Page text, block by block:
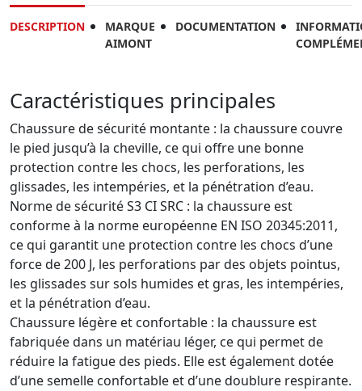
DESCRIPTION
MARQUE
AIMONT
DOCUMENTATION
Caractéristiques principales
Chaussure de sécurité montante : la chaussure couvre
le pied jusqu’à la cheville, ce qui offre une bonne
protection contre les chocs, les perforations, les
glissades, les intempéries, et la pénétration d’eau.
Norme de sécurité S3 CI SRC : la chaussure est
conforme à la norme européenne EN ISO 20345:2011,
ce qui garantit une protection contre les chocs d’une
force de 200 J, les perforations par des objets pointus,
les glissades sur sols humides et gras, les intempéries,
et la pénétration d’eau.
Chaussure légère et confortable : la chaussure est
fabriquée dans un matériau léger, ce qui permet de
réduire la fatigue des pieds. Elle est également dotée
d’une semelle confortable et d’une doublure respirante.